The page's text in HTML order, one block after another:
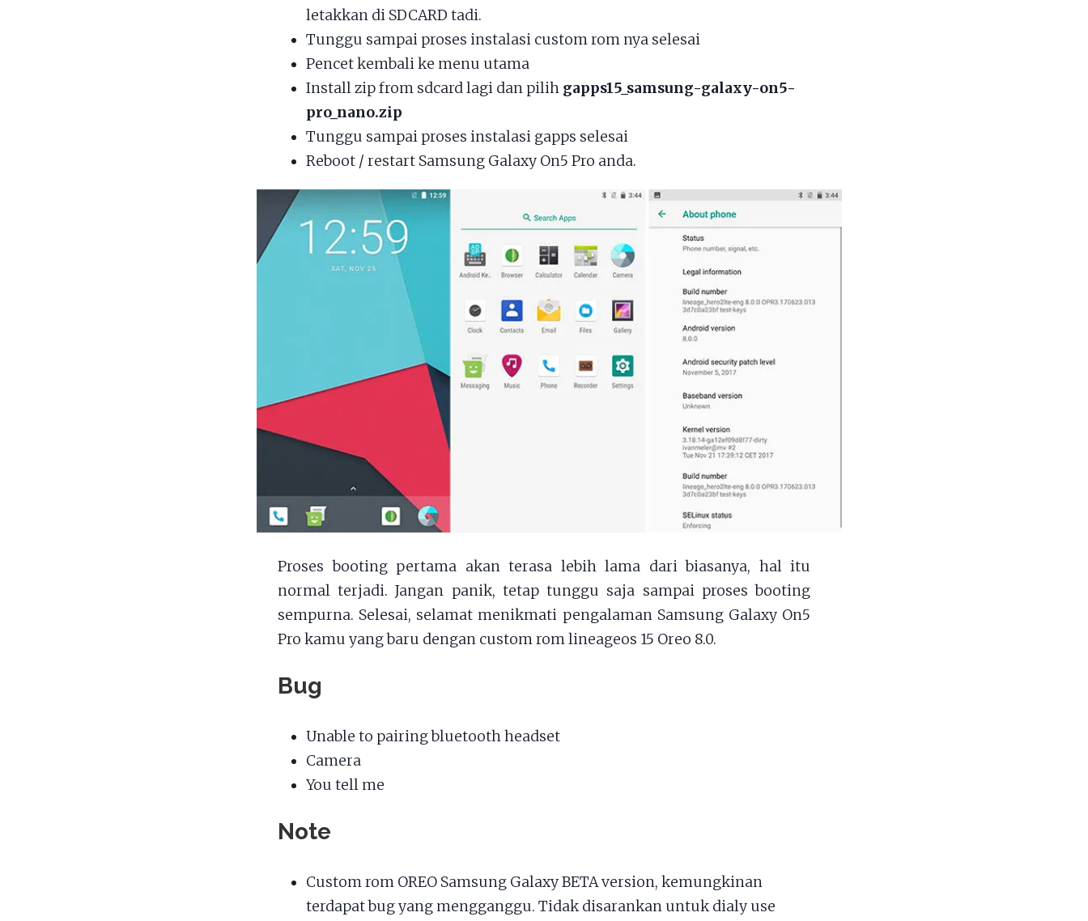
letakkan di SDCARD tadi.
Tunggu sampai proses instalasi custom rom nya selesai
Pencet kembali ke menu utama
Install zip from sdcard lagi dan pilih gapps15_samsung-galaxy-on5-
pro_nano.zip
Tunggu sampai proses instalasi gapps selesai
Reboot / restart Samsung Galaxy On5 Pro anda.
Proses booting pertama akan terasa lebih lama dari biasanya, hal itu
normal terjadi. Jangan panik, tetap tunggu saja sampai proses booting
sempurna. Selesai, selamat menikmati pengalaman Samsung Galaxy On5
Pro kamu yang baru dengan custom rom lineageos 15 Oreo 8.0.
Bug
Unable to pairing bluetooth headset
Camera
You tell me
Note
Custom rom OREO Samsung Galaxy BETA version, kemungkinan
terdapat bug yang mengganggu. Tidak disarankan untuk dialy use